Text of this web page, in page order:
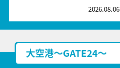
2026.08.06
大空港～GATE24～